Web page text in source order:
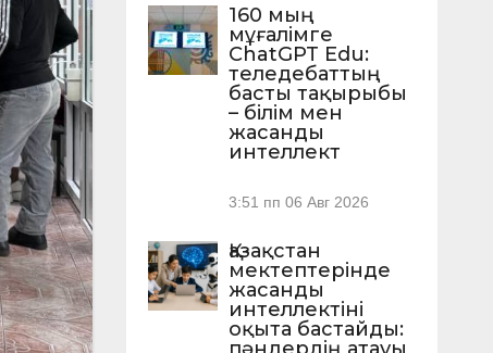
160 мың
мұғалімге
ChatGPT Edu:
теледебаттың
басты тақырыбы
– білім мен
жасанды
интеллект
3:51 пп 06 Авг 2026
Қазақстан
мектептерінде
жасанды
интеллектіні
оқыта бастайды: